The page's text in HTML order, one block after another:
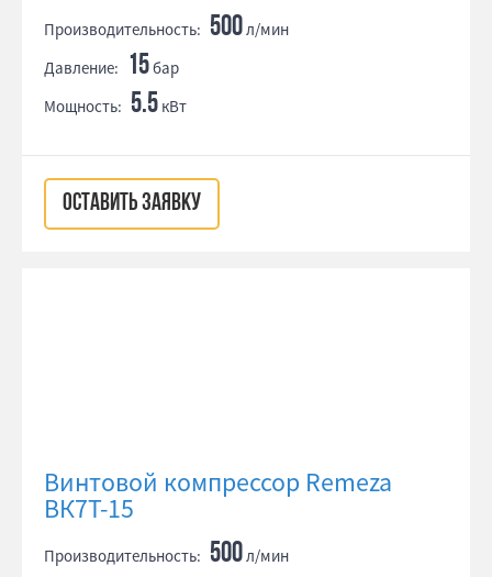
Производительность: 500л/мин
Давление: 15бар
Мощность: 5.5 кВт
ОСТАВИТЬ ЗАЯВКУ
Винтовой компрессор Remeza
ВК7Т-15
Производительность: 500л/мин